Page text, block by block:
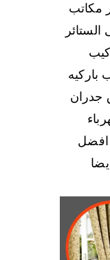
مكاتب
جدران
افضل